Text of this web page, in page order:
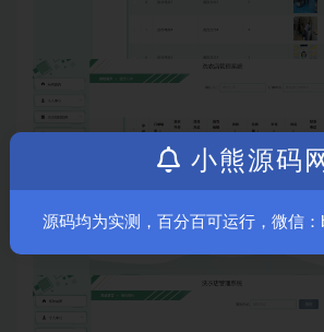
小熊源码网
源码均为实测，百分百可运行，微信